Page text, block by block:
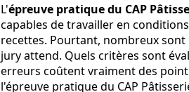
L'épreuve pratique du CAP
capables de travailler en
recettes. Pourtant, nombreux
jury attend. Quels critères sont
erreurs coûtent vraiment des
l'épreuve pratique du CAP